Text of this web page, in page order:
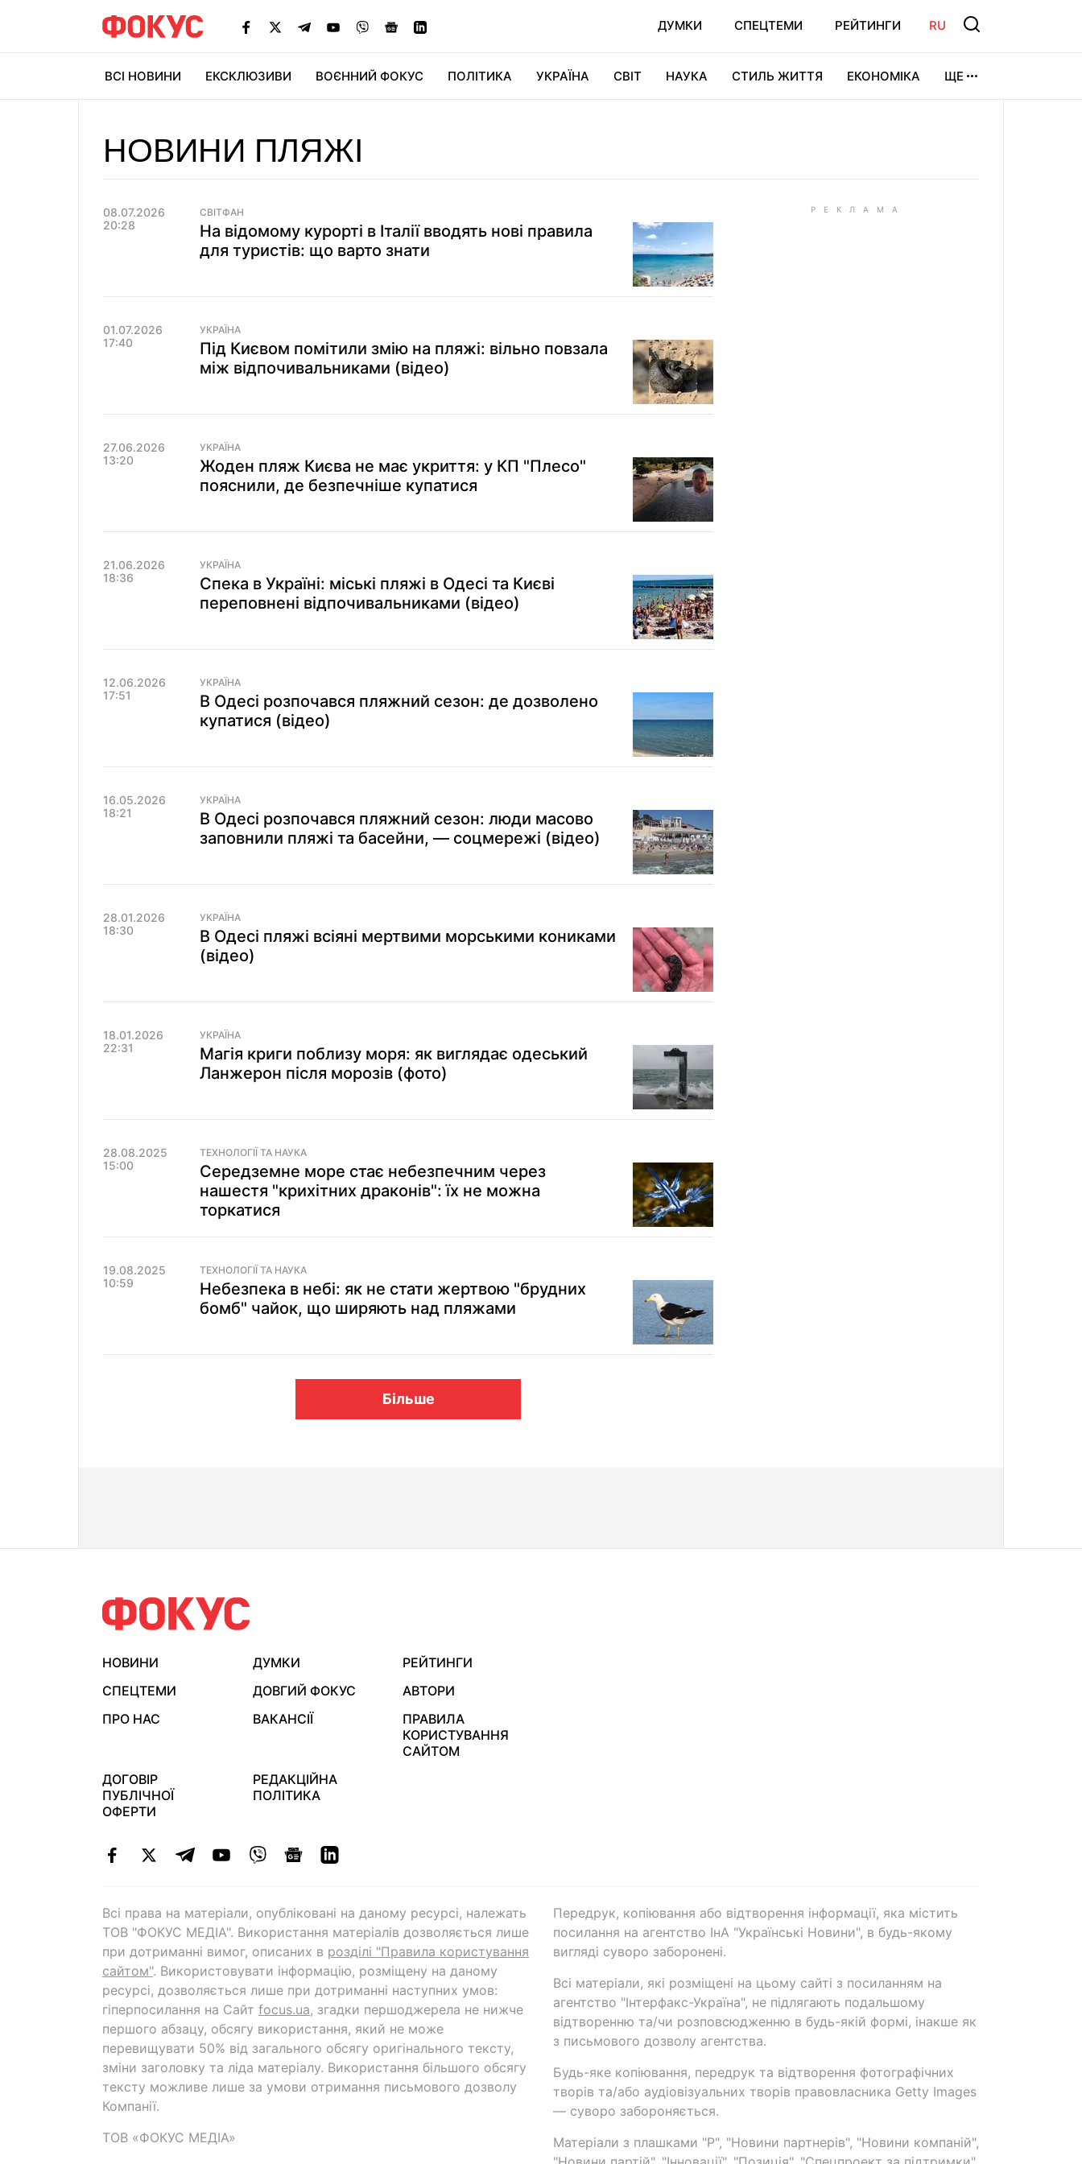
ДУМКИ СПЕЦТЕМИ РЕЙТИНГИ RU
ВСІ НОВИНИ ЕКСКЛЮЗИВИ ВОЄННИЙ ФОКУС ПОЛІТИКА УКРАЇНА СВІТ НАУКА СТИЛЬ ЖИТТЯ ЕКОНОМІКА ЩЕ
НОВИНИ ПЛЯЖІ
08.07.2026
20:28
СВІТФАН
На відомому курорті в Італії вводять нові правила
для туристів: що варто знати
01.07.2026
17:40
УКРАЇНА
Під Києвом помітили змію на пляжі: вільно повзала
між відпочивальниками (відео)
27.06.2026
13:20
УКРАЇНА
Жоден пляж Києва не має укриття: у КП "Плесо"
пояснили, де безпечніше купатися
21.06.2026
18:36
УКРАЇНА
Спека в Україні: міські пляжі в Одесі та Києві
переповнені відпочивальниками (відео)
12.06.2026
17:51
УКРАЇНА
В Одесі розпочався пляжний сезон: де дозволено
купатися (відео)
16.05.2026
18:21
УКРАЇНА
В Одесі розпочався пляжний сезон: люди масово
заповнили пляжі та басейни, — соцмережі (відео)
28.01.2026
18:30
УКРАЇНА
В Одесі пляжі всіяні мертвими морськими кониками
(відео)
18.01.2026
22:31
УКРАЇНА
Магія криги поблизу моря: як виглядає одеський
Ланжерон після морозів (фото)
28.08.2025
15:00
ТЕХНОЛОГІЇ ТА НАУКА
Середземне море стає небезпечним через
нашестя "крихітних драконів": їх не можна
торкатися
19.08.2025
10:59
ТЕХНОЛОГІЇ ТА НАУКА
Небезпека в небі: як не стати жертвою "брудних
бомб" чайок, що ширяють над пляжами
Більше
НОВИНИ ДУМКИ
РЕЙТИНГИ
СПЕЦТЕМИ
ДОВГИЙ ФОКУС
АВТОРИ
ПРО НАС
ВАКАНСІЇ
ПРАВИЛА
КОРИСТУВАННЯ
САЙТОМ
ДОГОВІР
ПУБЛІЧНОЇ
ОФЕРТИ
РЕДАКЦІЙНА
ПОЛІТИКА
Всі права на матеріали, опубліковані на даному ресурсі, належать
ТОВ "ФОКУС МЕДІА". Використання матеріалів дозволяється лише
при дотриманні вимог, описаних в розділі "Правила користування
сайтом". Використовувати інформацію, розміщену на даному
ресурсі, дозволяється лише при дотриманні наступних умов:
гіперпосилання на Cайт focus.ua, згадки першоджерела не нижче
першого абзацу, обсягу використання, який не може
перевищувати 50% від загального обсягу оригінального тексту,
зміни заголовку та ліда матеріалу. Використання більшого обсягу
тексту можливе лише за умови отримання письмового дозволу
Компанії.
ТОВ «ФОКУС МЕДІА»
Передрук, копіювання або відтворення інформації, яка містить
посилання на агентство ІнА "Українські Новини", в будь-якому
вигляді суворо заборонені.
Всі матеріали, які розміщені на цьому сайті з посиланням на
агентство "Інтерфакс-Україна", не підлягають подальшому
відтворенню та/чи розповсюдженню в будь-якій формі, інакше як
з письмового дозволу агентства.
Будь-яке копіювання, передрук та відтворення фотографічних
творів та/або аудіовізуальних творів правовласника Getty Images
— суворо забороняється.
Матеріали з плашками "Р", "Новини партнерів", "Новини компаній",